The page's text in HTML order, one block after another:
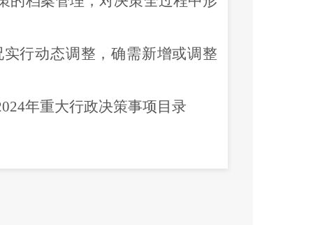
实行动态调整，确需新增或调整
4年重大行政决策事项目录